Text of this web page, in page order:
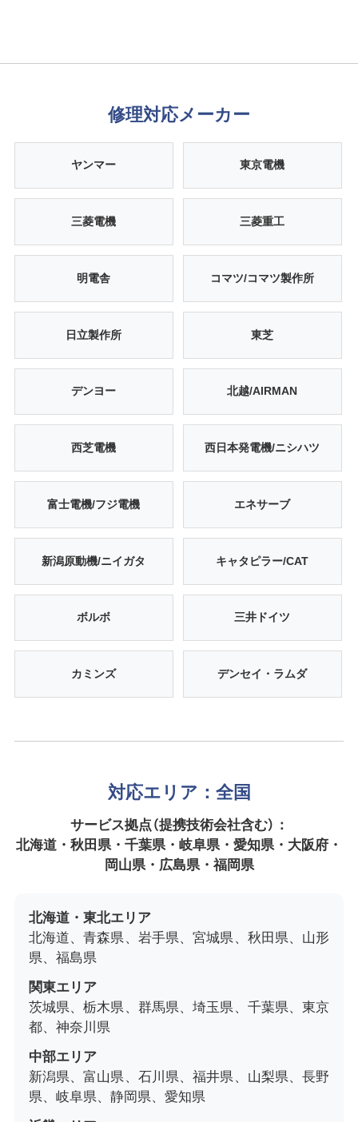
修理対応メーカー
ヤンマー 東京電機
三菱電機 三菱重工
明電舎 コマツ/コマツ製作所
日立製作所 東芝
デンヨー 北越/AIRMAN
西芝電機 西日本発電機/ニシハツ
富士電機/フジ電機 エネサーブ
新潟原動機/ニイガタ キャタピラー/CAT
ボルボ 三井ドイツ
カミンズ デンセイ・ラムダ
対応エリア：全国
サービス拠点（提携技術会社含む）：
北海道・秋田県・千葉県・岐阜県・愛知県・大阪府・
岡山県・広島県・福岡県
北海道・東北エリア
北海道、青森県、岩手県、宮城県、秋田県、山形
県、福島県
関東エリア
茨城県、栃木県、群馬県、埼玉県、千葉県、東京
都、神奈川県
中部エリア
新潟県、富山県、石川県、福井県、山梨県、長野
県、岐阜県、静岡県、愛知県